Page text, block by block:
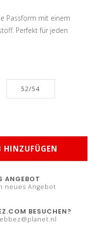
Passform mit einem
Perfekt für jeden
52/54
HINZUFÜGEN
ANGEBOT
neues Angebot
BESUCHEN?